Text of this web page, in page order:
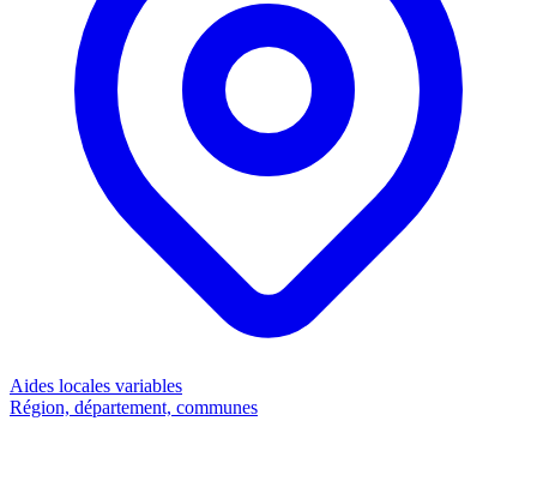
Aides locales variables
Région, département, communes